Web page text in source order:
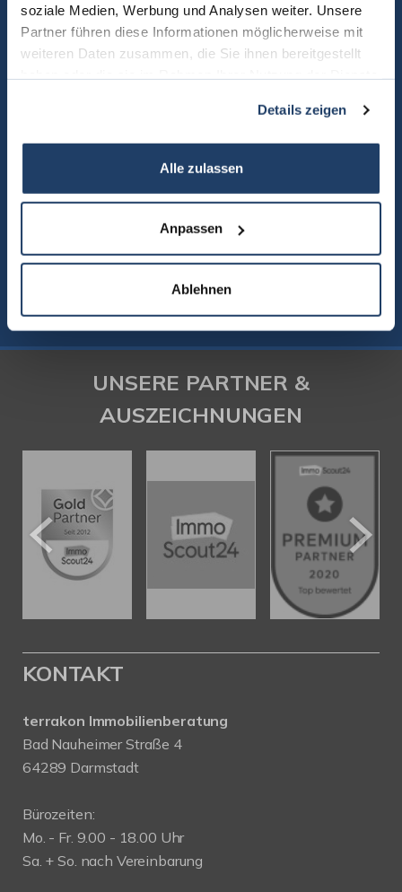
soziale Medien, Werbung und Analysen weiter. Unsere
Partner führen diese Informationen möglicherweise mit
weiteren Daten zusammen, die Sie ihnen bereitgestellt
Details zeigen
Alle zulassen
Anpassen
Ablehnen
Ich bin einverstanden, dass Sie mich per Telefon/E-Mail kontaktieren
UNSERE PARTNER &
AUSZEICHNUNGEN
KONTAKT
terrakon Immobilienberatung
Bad Nauheimer Straße 4
64289 Darmstadt
Bürozeiten:
Mo. - Fr. 9.00 - 18.00 Uhr
Sa. + So. nach Vereinbarung